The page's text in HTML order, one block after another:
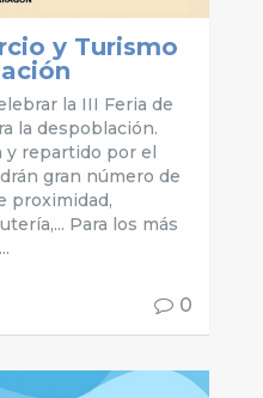
y Turismo
la III Feria de
la despoblación.
y repartido por el
gran número de
proximidad,
Para los más
0